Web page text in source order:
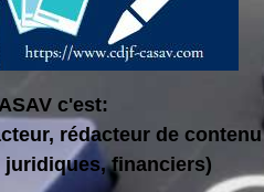
c'est:
rédacteur de contenu
financiers)